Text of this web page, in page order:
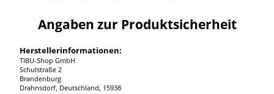
Angaben zur Produktsicherheit
Herstellerinformationen:
TIBU-Shop GmbH
Schulstraße 2
Brandenburg
Drahnsdorf, Deutschland, 15938